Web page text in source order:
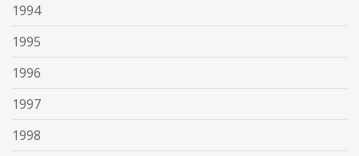
1994
1995
1996
1997
1998